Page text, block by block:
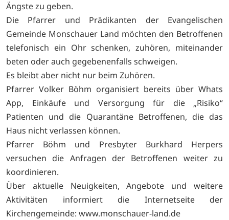
Ängste zu geben.
Die Pfarrer und Prädikanten der Evangelischen
Gemeinde Monschauer Land möchten den Betroffenen
telefonisch ein Ohr schenken, zuhören, miteinander
beten oder auch gegebenenfalls schweigen.
Es bleibt aber nicht nur beim Zuhören.
Pfarrer Volker Böhm organisiert bereits über Whats
App, Einkäufe und Versorgung für die „Risiko“
Patienten und die Quarantäne Betroffenen, die das
Haus nicht verlassen können.
Pfarrer Böhm und Presbyter Burkhard Herpers
versuchen die Anfragen der Betroffenen weiter zu
koordinieren.
Über aktuelle Neuigkeiten, Angebote und weitere
Aktivitäten informiert die Internetseite der
Kirchengemeinde: www.monschauer-land.de